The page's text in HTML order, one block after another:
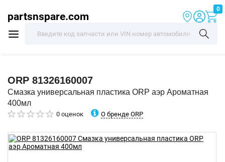
partsnspare.com
0
ORP 81326160007
Смазка универсальная пластика ORP аэр Ароматная
400мл
0 оценок О бренде ORP